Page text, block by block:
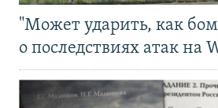
"Может ударить, как
о последствиях атак на